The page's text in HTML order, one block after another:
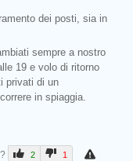
dei posti, sia in
sempre a nostro
19 e volo di ritorno
privati di un
in spiaggia.
2 1